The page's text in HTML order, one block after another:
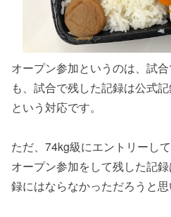
オープン参加というのは、試
も、試合で残した記録は公式
という対応です。
ただ、74kg級にエントリーし
オープン参加をして残した記
録にはならなかっただろうと思